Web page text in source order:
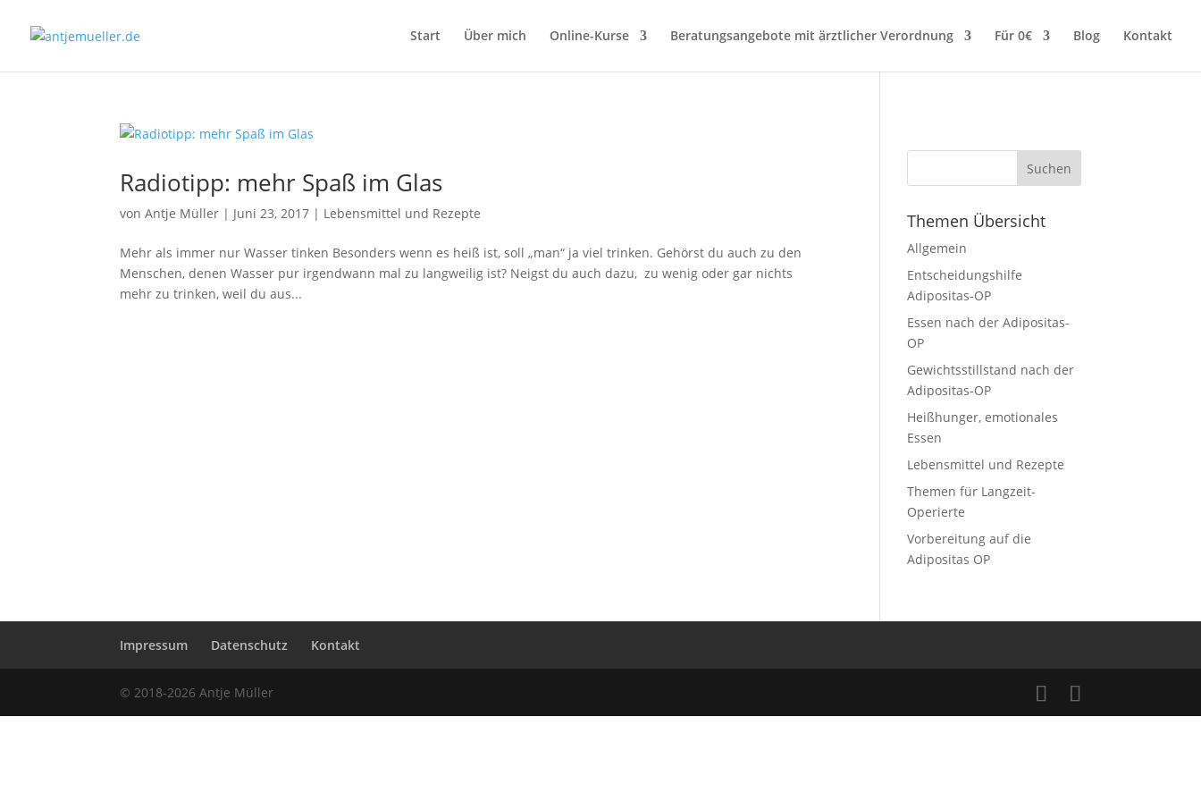
Start Über mich Online-Kurse Beratungsangebote mit ärztlicher Verordnung Für 0€ Blog Kontakt
Radiotipp: mehr Spaß im Glas
vonAntje Müller | Juni 23, 2017 | Lebensmittel und Rezepte
Mehr als immer nur Wasser tinken Besonders wenn es heiß ist, soll „man“ ja viel trinken. Gehörst du auch zu den
Menschen, denen Wasser pur irgendwann mal zu langweilig ist? Neigst du auch dazu, zu wenig oder gar nichts
mehr zu trinken, weil du aus...
Themen Übersicht
Allgemein
Entscheidungshilfe
Adipositas-OP
Essen nach der Adipositas-
OP
Gewichtsstillstand nach der
Adipositas-OP
Heißhunger, emotionales
Essen
Lebensmittel und Rezepte
Themen für Langzeit-
Operierte
Vorbereitung auf die
Adipositas OP
Impressum Datenschutz Kontakt
© 2018-2026 Antje Müller